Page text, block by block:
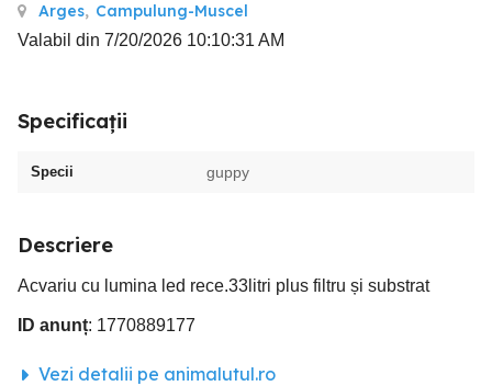
Arges, Campulung-Muscel
Valabil din 7/20/2026 10:10:31 AM
Specificații
Specii guppy
Descriere
Acvariu cu lumina led rece.33litri plus filtru și substrat
ID anunț: 1770889177
Vezi detalii pe animalutul.ro